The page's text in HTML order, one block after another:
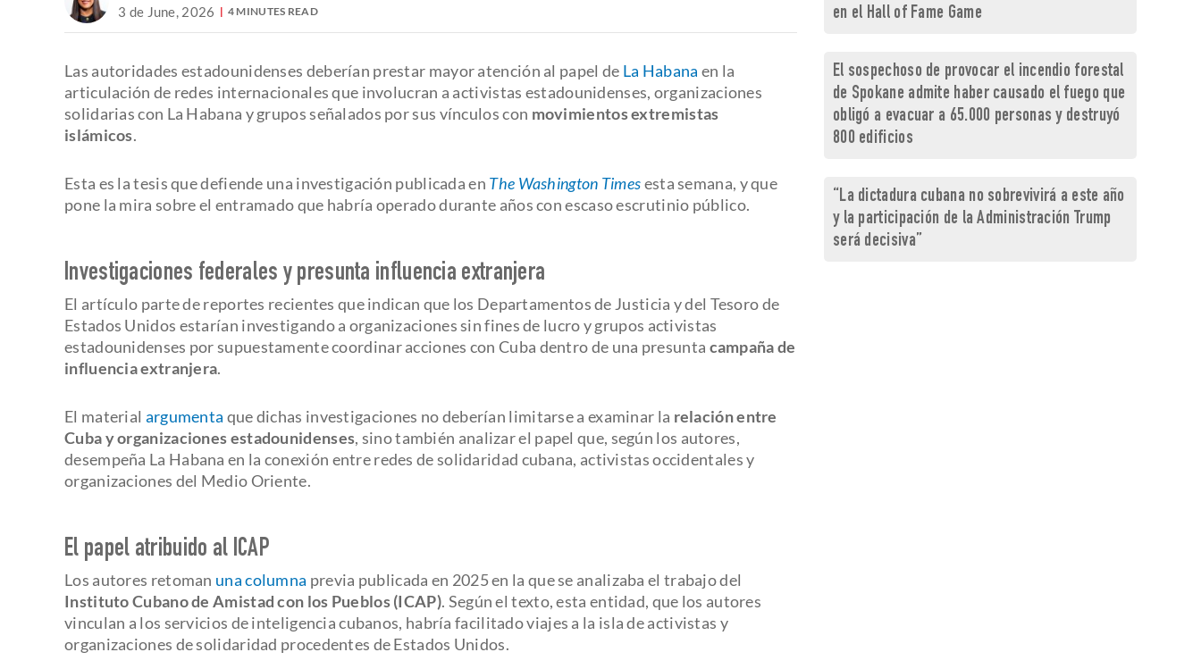
3 de June, 2026 4 MINUTES READ
Las autoridades estadounidenses deberían prestar mayor atención al papel de La Habana en la
articulación de redes internacionales que involucran a activistas estadounidenses, organizaciones
solidarias con La Habana y grupos señalados por sus vínculos con movimientos extremistas
islámicos.
Esta es la tesis que defiende una investigación publicada en The Washington Timesesta semana, y que
pone la mira sobre el entramado que habría operado durante años con escaso escrutinio público.
Investigaciones federales y presunta influencia extranjera
El artículo parte de reportes recientes que indican que los Departamentos de Justicia y del Tesoro de
Estados Unidos estarían investigando a organizaciones sin fines de lucro y grupos activistas
estadounidenses por supuestamente coordinar acciones con Cuba dentro de una presunta campaña de
influencia extranjera.
El material argumenta que dichas investigaciones no deberían limitarse a examinar la relación entre
Cuba y organizaciones estadounidenses, sino también analizar el papel que, según los autores,
desempeña La Habana en la conexión entre redes de solidaridad cubana, activistas occidentales y
organizaciones del Medio Oriente.
El papel atribuido al ICAP
Los autores retoman una columna previa publicada en 2025 en la que se analizaba el trabajo del
Instituto Cubano de Amistad con los Pueblos (ICAP). Según el texto, esta entidad, que los autores
vinculan a los servicios de inteligencia cubanos, habría facilitado viajes a la isla de activistas y
organizaciones de solidaridad procedentes de Estados Unidos.
en el Hall of Fame Game
El sospechoso de provocar el incendio forestal
de Spokane admite haber causado el fuego que
obligó a evacuar a 65.000 personas y destruyó
800 edificios
“La dictadura cubana no sobrevivirá a este año
y la participación de la Administración Trump
será decisiva”